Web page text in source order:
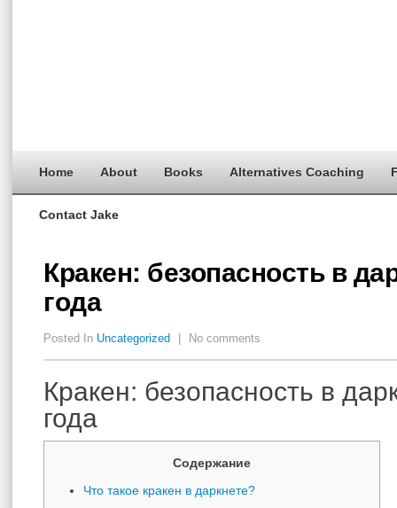
Home About Books Alternatives Coaching
Contact Jake
Кракен: безопасность в
года
Posted In Uncategorized No comments
Кракен: безопасность в
года
Содержание
Что такое кракен в даркнете?